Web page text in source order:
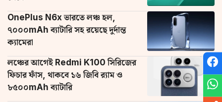
OnePlus N6x ভারতে লঞ্চ হল,
৭০০০mAh ব্যাটারি সহ রয়েছে দুর্দান্ত
ক্যামেরা
লঞ্চের আগেই Redmi K100 সিরিজের
ফিচার ফাঁস, থাকবে ১৬ জিবি র‌্যাম ও
৮৫০০mAh ব্যাটারি